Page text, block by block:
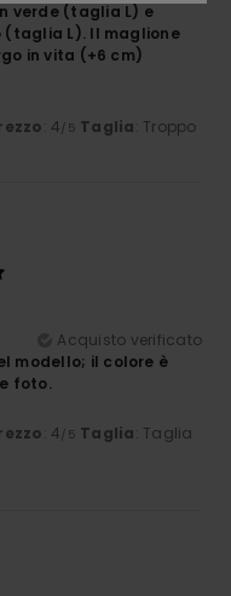
verde (taglia L) e
(taglia L). Il maglione
in vita (+6 cm)
: 4/5 Taglia: Troppo
Acquisto verificato
modello; il colore è
foto.
: 4/5 Taglia: Taglia